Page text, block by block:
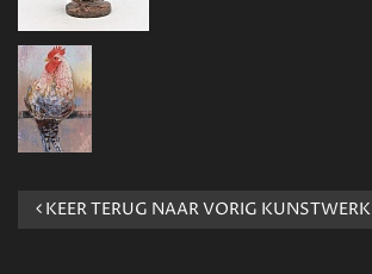
KEER TERUG NAAR VORIG KUNSTWERK